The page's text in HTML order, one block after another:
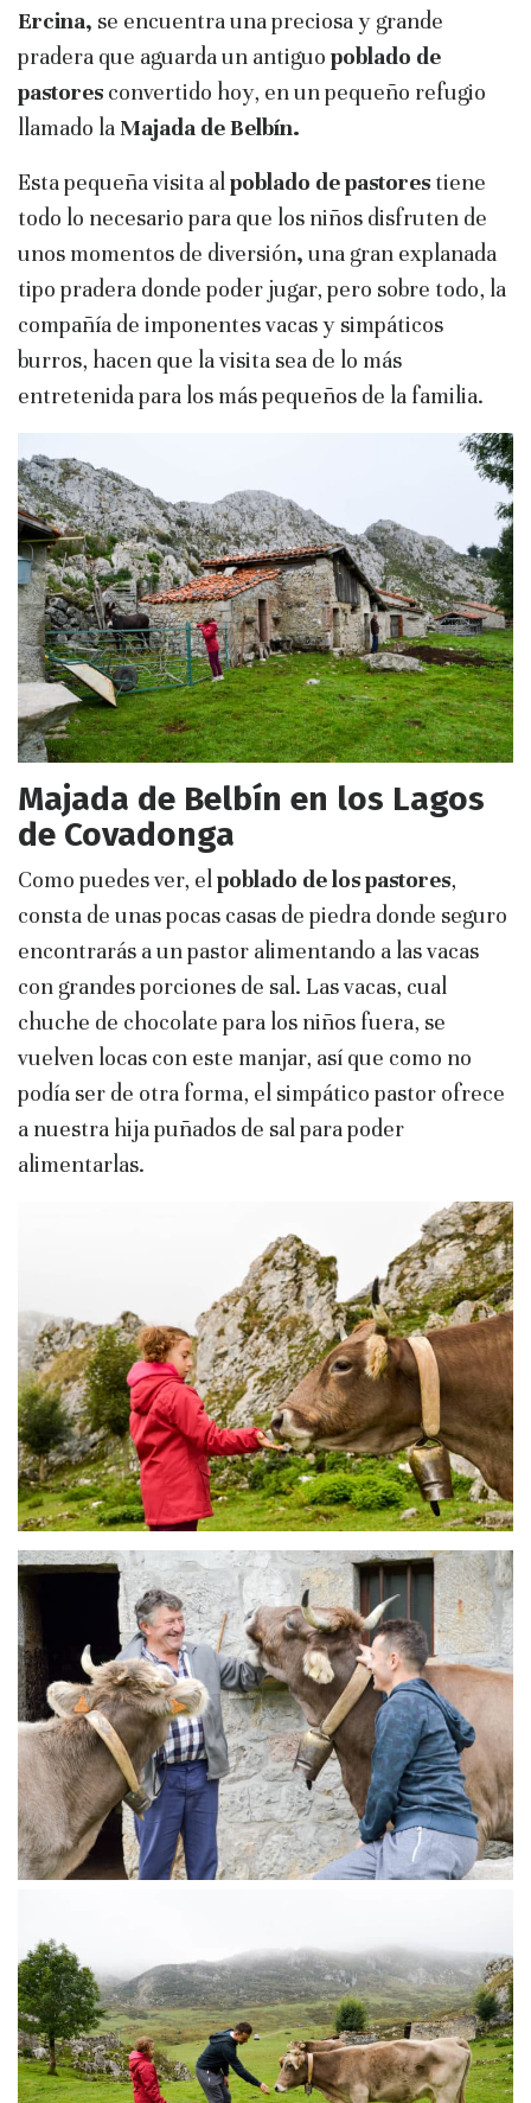
Ercina, se encuentra una preciosa y grande
pradera que aguarda un antiguo poblado de
pastores convertido hoy, en un pequeño refugio
llamado la Majada de Belbín.
Esta pequeña visita alpoblado de pastores tiene
todo lo necesario para que los niños disfruten de
unos momentos de diversión, una gran explanada
tipo pradera donde poder jugar, pero sobre todo, la
compañía de imponentes vacas y simpáticos
burros, hacen que la visita sea de lo más
entretenida para los más pequeños de la familia.
Majada de Belbín en los Lagos
de Covadonga
Como puedes ver, elpoblado de los pastores,
consta de unas pocas casas de piedra donde seguro
encontrarás a un pastor alimentando a las vacas
con grandes porciones de sal. Las vacas, cual
chuche de chocolate para los niños fuera, se
vuelven locas con este manjar, así que como no
podía ser de otra forma, el simpático pastor ofrece
a nuestra hija puñados de sal para poder
alimentarlas.